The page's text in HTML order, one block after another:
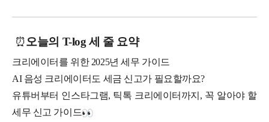
⏰오늘의 T-log 세 줄 요약
크리에이터를 위한 2025년 세무 가이드
AI 음성 크리에이터도 세금 신고가 필요할까요?
유튜버부터 인스타그램, 틱톡 크리에이터까지, 꼭 알아야 할
세무 신고 가이드